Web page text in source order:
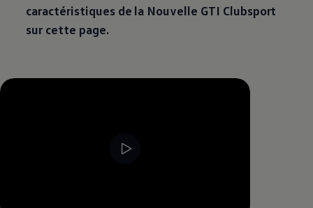
caractéristiques de la Nouvelle GTI Clubsport
sur cette page.